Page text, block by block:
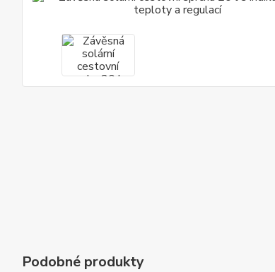
Podobné produkty